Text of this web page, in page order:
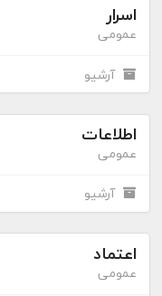
اسرار
عمومی
آرشیو
اطلاعات
عمومی
آرشیو
اعتماد
عمومی